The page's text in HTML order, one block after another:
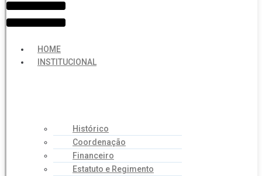
HOME
INSTITUCIONAL
Histórico
Coordenação
Financeiro
Estatuto e Regimento